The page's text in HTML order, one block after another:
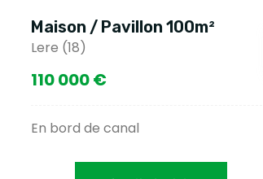
Maison / Pavillon 100m²
Lere (18)
110 000 €
En bord de canal